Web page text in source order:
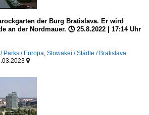
der Burg Bratislava. Er wird
an der Nordmauer. 🕓 25.8.2022 | 17:14 Uhr
Parks / Europa, Slowakei / Städte / Bratislava
